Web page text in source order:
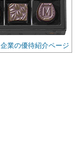
企業の優待紹介ページ